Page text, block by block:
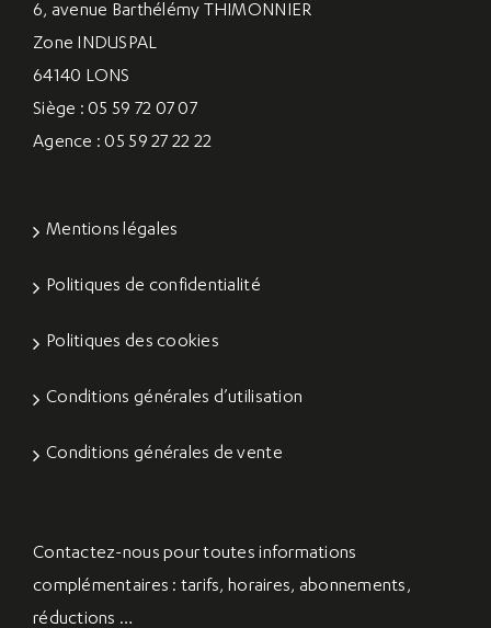
6, avenue Barthélémy THIMONNIER
Zone INDUSPAL
64140 LONS
Siège : 05 59 72 07 07
Agence : 05 59 27 22 22
Mentions légales
Politiques de confidentialité
Politiques des cookies
Conditions générales d’utilisation
Conditions générales de vente
Contactez-nous pour toutes informations
complémentaires : tarifs, horaires, abonnements,
réductions …